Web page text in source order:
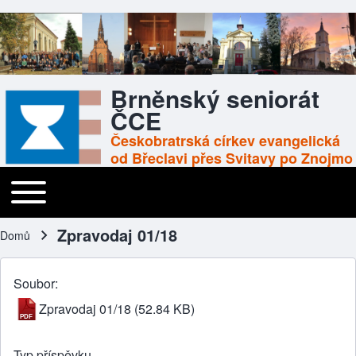
Brněnský seniorát
ČCE
Českobratrská církev evangelická
od Břeclavi přes Svitavy po Znojmo
Main navigation
Toggle main menu
Drobečková navigace
Domů Zpravodaj 01/18
Soubor
Zpravodaj 01/18 (52.84 KB)